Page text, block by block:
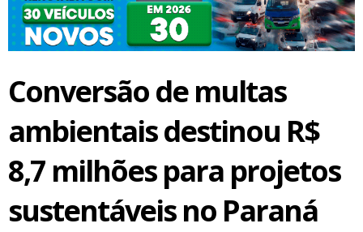
Conversão de multas
ambientais destinou R$
8,7 milhões para projetos
sustentáveis no Paraná